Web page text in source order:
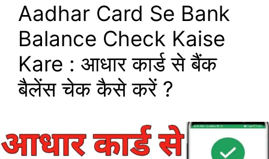
Aadhar Card Se Bank
Balance Check Kaise
Kare : आधार कार्ड से बैंक
बैलेंस चेक कैसे करें ?